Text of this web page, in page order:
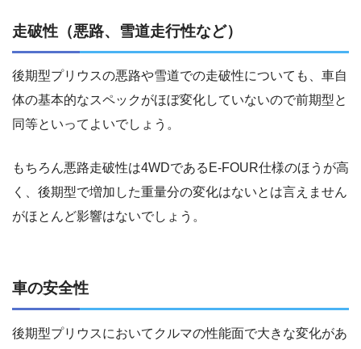
走破性（悪路、雪道走行性など）
後期型プリウスの悪路や雪道での走破性についても、車自
体の基本的なスペックがほぼ変化していないので前期型と
同等といってよいでしょう。
もちろん悪路走破性は4WDであるE-FOUR仕様のほうが高
く、後期型で増加した重量分の変化はないとは言えません
がほとんど影響はないでしょう。
車の安全性
後期型プリウスにおいてクルマの性能面で大きな変化があ